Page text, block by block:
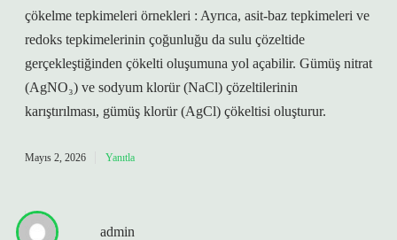
çökelme tepkimeleri örnekleri : Ayrıca, asit-baz tepkimeleri ve
redoks tepkimelerinin çoğunluğu da sulu çözeltide
gerçekleştiğinden çökelti oluşumuna yol açabilir. Gümüş nitrat
(AgNO₃) ve sodyum klorür (NaCl) çözeltilerinin
karıştırılması, gümüş klorür (AgCl) çökeltisi oluşturur.
Mayıs 2, 2026 Yanıtla
admin